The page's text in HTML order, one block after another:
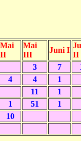
Mai
II
Mai
III
Juni I
II
3 7
4 4
1
11
1
1 51
1
10